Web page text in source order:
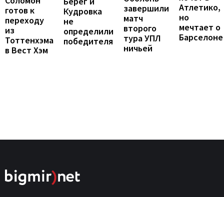
готов к
переходу
из
Тоттенхэма
в Вест Хэм
Кудровка
не
определили
победителя
завершили
матч
второго
тура УПЛ
ничьей
Атлетико,
но
мечтает о
Барселоне